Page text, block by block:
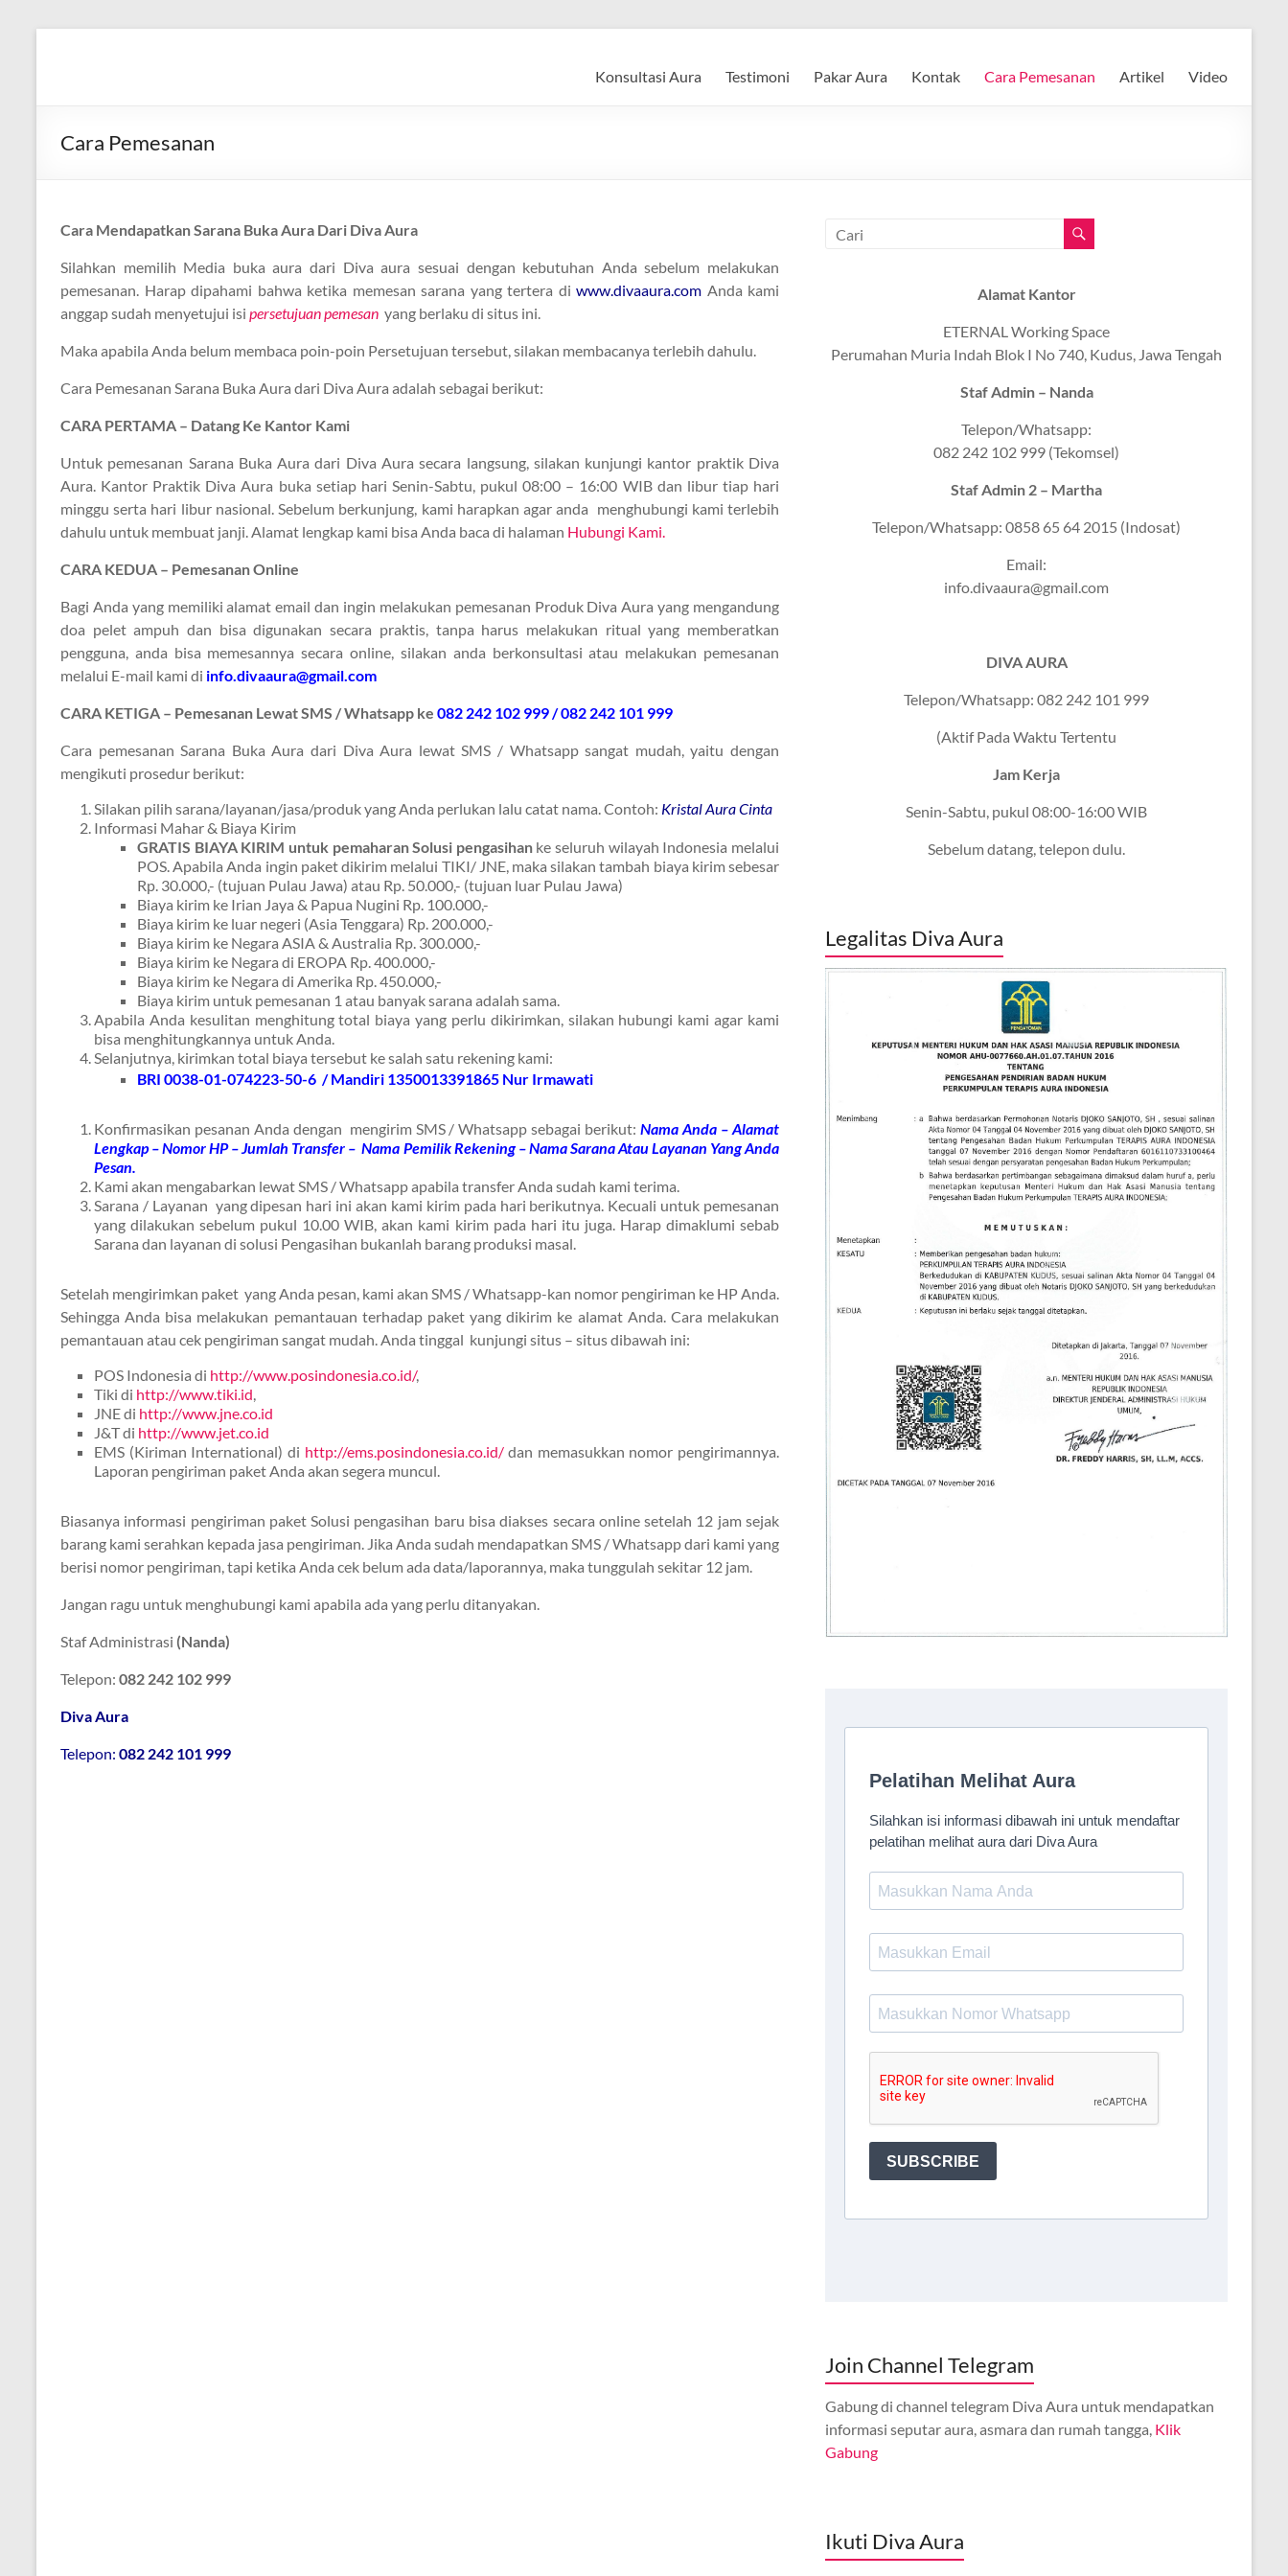
Aura
Konsultasi Aura Testimoni Pakar Aura Kontak Cara Pemesanan Artikel Video
Cara Pemesanan
Cara Mendapatkan Sarana Buka Aura Dari Diva Aura
Silahkan memilih Media buka aura dari Diva aura sesuai dengan kebutuhan Anda sebelum melakukan
pemesanan. Harap dipahami bahwa ketika memesan sarana yang tertera di www.divaaura.com Anda kami
anggap sudah menyetujui isi persetujuan pemesan yang berlaku di situs ini.
Maka apabila Anda belum membaca poin-poin Persetujuan tersebut, silakan membacanya terlebih dahulu.
Cara Pemesanan Sarana Buka Aura dari Diva Aura adalah sebagai berikut:
CARA PERTAMA – Datang Ke Kantor Kami
Untuk pemesanan Sarana Buka Aura dari Diva Aura secara langsung, silakan kunjungi kantor praktik Diva
Aura. Kantor Praktik Diva Aura buka setiap hari Senin-Sabtu, pukul 08:00 – 16:00 WIB dan libur tiap hari
minggu serta hari libur nasional. Sebelum berkunjung, kami harapkan agar anda menghubungi kami terlebih
dahulu untuk membuat janji. Alamat lengkap kami bisa Anda baca di halaman Hubungi Kami.
CARA KEDUA – Pemesanan Online
Bagi Anda yang memiliki alamat email dan ingin melakukan pemesanan Produk Diva Aura yang mengandung
doa pelet ampuh dan bisa digunakan secara praktis, tanpa harus melakukan ritual yang memberatkan
pengguna, anda bisa memesannya secara online, silakan anda berkonsultasi atau melakukan pemesanan
melalui E-mail kami di info.divaaura@gmail.com
CARA KETIGA – Pemesanan Lewat SMS / Whatsapp ke 082 242 102 999 / 082 242 101 999
Cara pemesanan Sarana Buka Aura dari Diva Aura lewat SMS / Whatsapp sangat mudah, yaitu dengan
mengikuti prosedur berikut:
Silakan pilih sarana/layanan/jasa/produk yang Anda perlukan lalu catat nama. Contoh: Kristal Aura Cinta
Informasi Mahar & Biaya Kirim
GRATIS BIAYA KIRIM untuk pemaharan Solusi pengasihanke seluruh wilayah Indonesia melalui
POS. Apabila Anda ingin paket dikirim melalui TIKI/ JNE, maka silakan tambah biaya kirim sebesar
Rp. 30.000,- (tujuan Pulau Jawa) atau Rp. 50.000,- (tujuan luar Pulau Jawa)
Biaya kirim ke Irian Jaya & Papua Nugini Rp. 100.000,-
Biaya kirim ke luar negeri (Asia Tenggara) Rp. 200.000,-
Biaya kirim ke Negara ASIA & Australia Rp. 300.000,-
Biaya kirim ke Negara di EROPA Rp. 400.000,-
Biaya kirim ke Negara di Amerika Rp. 450.000,-
Biaya kirim untuk pemesanan 1 atau banyak sarana adalah sama.
Apabila Anda kesulitan menghitung total biaya yang perlu dikirimkan, silakan hubungi kami agar kami
bisa menghitungkannya untuk Anda.
Selanjutnya, kirimkan total biaya tersebut ke salah satu rekening kami:
BRI 0038-01-074223-50-6 /Mandiri 1350013391865 Nur Irmawati
Konfirmasikan pesanan Anda dengan mengirim SMS / Whatsapp sebagai berikut:Nama Anda – Alamat
Lengkap – Nomor HP – Jumlah Transfer – Nama Pemilik Rekening – Nama Sarana Atau Layanan Yang Anda
Pesan.
Kami akan mengabarkan lewat SMS / Whatsapp apabila transfer Anda sudah kami terima.
Sarana / Layanan yang dipesan hari ini akan kami kirim pada hari berikutnya. Kecuali untuk pemesanan
yang dilakukan sebelum pukul 10.00 WIB, akan kami kirim pada hari itu juga. Harap dimaklumi sebab
Sarana dan layanan di solusi Pengasihan bukanlah barang produksi masal.
Setelah mengirimkan paket yang Anda pesan, kami akan SMS / Whatsapp-kan nomor pengiriman ke HP Anda.
Sehingga Anda bisa melakukan pemantauan terhadap paket yang dikirim ke alamat Anda. Cara melakukan
pemantauan atau cek pengiriman sangat mudah. Anda tinggal kunjungi situs – situs dibawah ini:
POS Indonesia di http://www.posindonesia.co.id/,
Tiki di http://www.tiki.id,
JNE di http://www.jne.co.id
J&T di http://www.jet.co.id
EMS (Kiriman International) di http://ems.posindonesia.co.id/dan memasukkan nomor pengirimannya.
Laporan pengiriman paket Anda akan segera muncul.
Biasanya informasi pengiriman paket Solusi pengasihan baru bisa diakses secara online setelah 12 jam sejak
barang kami serahkan kepada jasa pengiriman. Jika Anda sudah mendapatkan SMS / Whatsapp dari kami yang
berisi nomor pengiriman, tapi ketika Anda cek belum ada data/laporannya, maka tunggulah sekitar 12 jam.
Jangan ragu untuk menghubungi kami apabila ada yang perlu ditanyakan.
Staf Administrasi (Nanda)
Telepon: 082 242 102 999
Diva Aura
Telepon: 082 242 101 999
Alamat Kantor
ETERNAL Working Space
Perumahan Muria Indah Blok I No 740, Kudus, Jawa Tengah
Staf Admin – Nanda
Telepon/Whatsapp:
082 242 102 999 (Tekomsel)
Staf Admin 2 – Martha
Telepon/Whatsapp: 0858 65 64 2015 (Indosat)
Email:
info.divaaura@gmail.com
DIVA AURA
Telepon/Whatsapp: 082 242 101 999
(Aktif Pada Waktu Tertentu
Jam Kerja
Senin-Sabtu, pukul 08:00-16:00 WIB
Sebelum datang, telepon dulu.
Legalitas Diva Aura
Join Channel Telegram
Gabung di channel telegram Diva Aura untuk mendapatkan
informasi seputar aura, asmara dan rumah tangga, Klik
Gabung
Ikuti Diva Aura